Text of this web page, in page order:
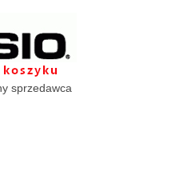
sprzedawca